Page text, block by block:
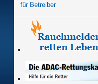
für Betreiber